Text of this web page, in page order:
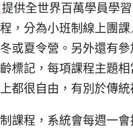
提供全世界百萬學員學
程，分為小班制線上團
或夏令營。另外還有
標記，每項課程主題
都很自由，有別於傳
課程，系統會每週一